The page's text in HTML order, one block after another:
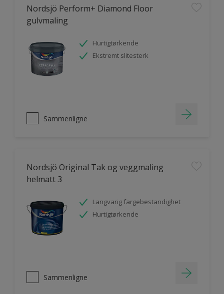
Nordsjö Perform+ Diamond Floor
gulvmaling
Hurtigtørkende
Ekstremt slitesterk
Sammenligne
Nordsjö Original Tak og veggmaling
helmatt 3
Langvarig fargebestandighet
Hurtigtørkende
Sammenligne